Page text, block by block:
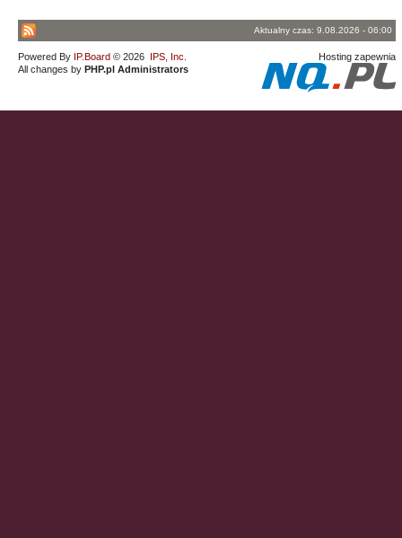
Aktualny czas: 9.08.2026 - 06:00
Powered By IP.Board © 2026 IPS, Inc
All changes by PHP.pl Administrators
Hosting zapewnia